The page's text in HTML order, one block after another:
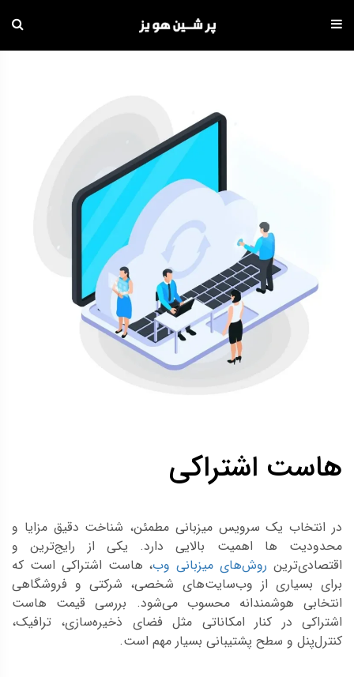
هاست اشتراکی
در انتخاب یک سرویس میزبانی مطمئن، شناخت دقیق مزایا و
محدودیت‌ ها اهمیت بالایی دارد. یکی از رایج‌ترین و
اقتصادی‌ترین روش‌های میزبانی وب، هاست اشتراکی است که
برای بسیاری از وب‌سایت‌های شخصی، شرکتی و فروشگاهی
انتخابی هوشمندانه محسوب می‌شود. بررسی قیمت هاست
اشتراکی در کنار امکاناتی مثل فضای ذخیره‌سازی، ترافیک،
کنترل‌پنل و سطح پشتیبانی بسیار مهم است.